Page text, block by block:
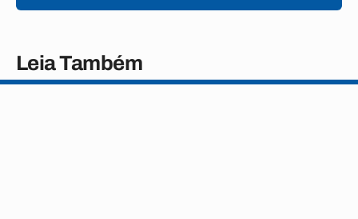
Leia Também